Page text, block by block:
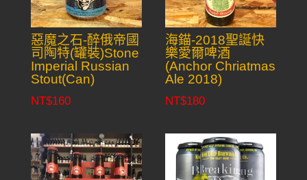
惡魔之石-醉俄帝國
司陶特(罐裝)Stone
Imperial Russian
Stout(Can)
NT$160
海錨-2018聖誕快
樂愛爾啤酒
(Anchor Chriatmas
Ale 2018)
NT$180